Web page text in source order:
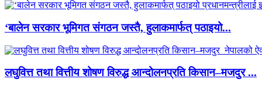
‘बालेन सरकार भूमिगत संगठन जस्तै, हुलाकमार्फत् पठाइयो...
लघुवित्त तथा वित्तीय शोषण विरुद्ध आन्दोलनप्रति किसान–मजदुर ...